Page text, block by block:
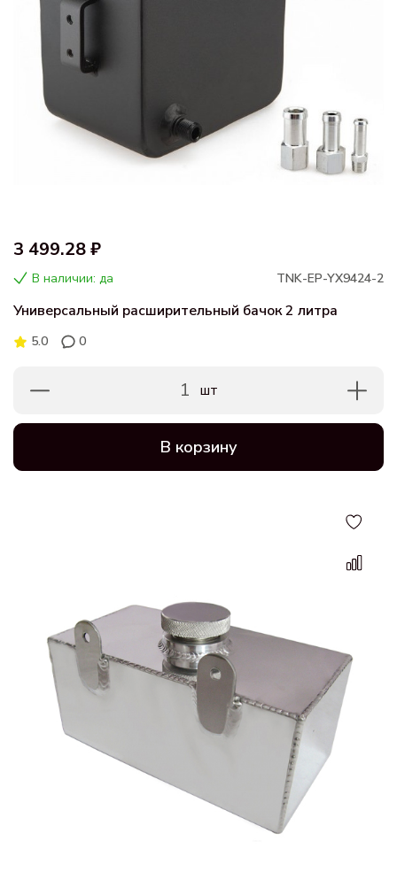
3 499.28 ₽
В наличии: да TNK-EP-YX9424-2
Универсальный расширительный бачок 2 литра
5.0 0
1 шт
В корзину